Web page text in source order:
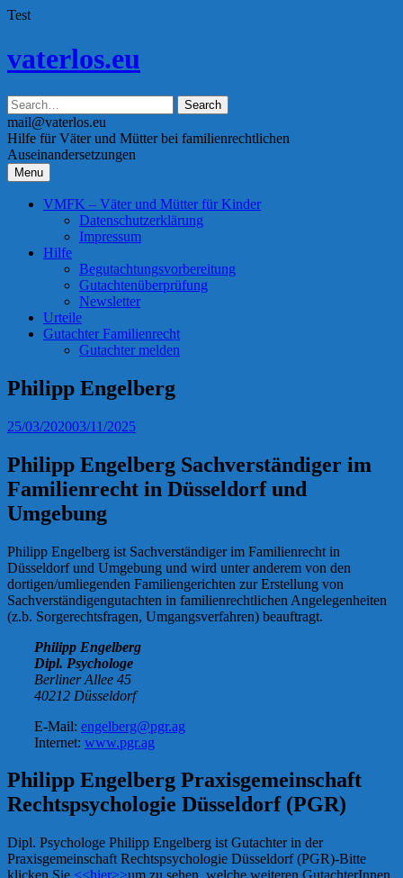
Test
to
vaterlos.eu
mail@vaterlos.eu
Hilfe für Väter und Mütter bei familienrechtlichen
Auseinandersetzungen
Menu
VMFK – Väter und Mütter für Kinder
Datenschutzerklärung
Impressum
Hilfe
Begutachtungsvorbereitung
Gutachtenüberprüfung
Newsletter
Urteile
Gutachter Familienrecht
Gutachter melden
Philipp Engelberg
25/03/202003/11/2025
Philipp Engelberg Sachverständiger im
Familienrecht in Düsseldorf und
Umgebung
Philipp Engelberg ist Sachverständiger im Familienrecht in
Düsseldorf und Umgebung und wird unter anderem von den
dortigen/umliegenden Familiengerichten zur Erstellung von
Sachverständigengutachten in familienrechtlichen Angelegenheiten
(z.b. Sorgerechtsfragen, Umgangsverfahren) beauftragt.
Philipp Engelberg
Dipl. Psychologe
Berliner Allee 45
40212 Düsseldorf
E-Mail: engelberg@pgr.ag
Internet: www.pgr.ag
Philipp Engelberg Praxisgemeinschaft
Rechtspsychologie Düsseldorf (PGR)
Dipl. Psychologe Philipp Engelberg ist Gutachter in der
Praxisgemeinschaft Rechtspsychologie Düsseldorf (PGR)-Bitte